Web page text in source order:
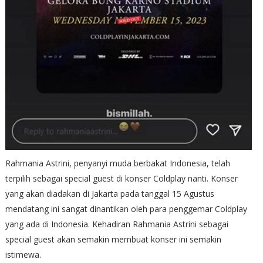
Rahmania Astrini, penyanyi muda berbakat Indonesia, telah
terpilih sebagai special guest di konser Coldplay nanti. Konser
yang akan diadakan di Jakarta pada tanggal 15 Agustus
mendatang ini sangat dinantikan oleh para penggemar Coldplay
yang ada di Indonesia. Kehadiran Rahmania Astrini sebagai
special guest akan semakin membuat konser ini semakin
istimewa.